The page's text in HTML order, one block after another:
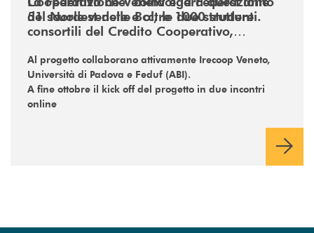
51 scuole venete e oltre 1000 studenti.
del Nordest delle Bcc, le due strutture
consortili del Credito Cooperativo,
giovani
Al progetto collaborano attivamente Irecoop Veneto,
Università di Padova e Feduf (ABI).
A fine ottobre il kick off del progetto in due incontri
online